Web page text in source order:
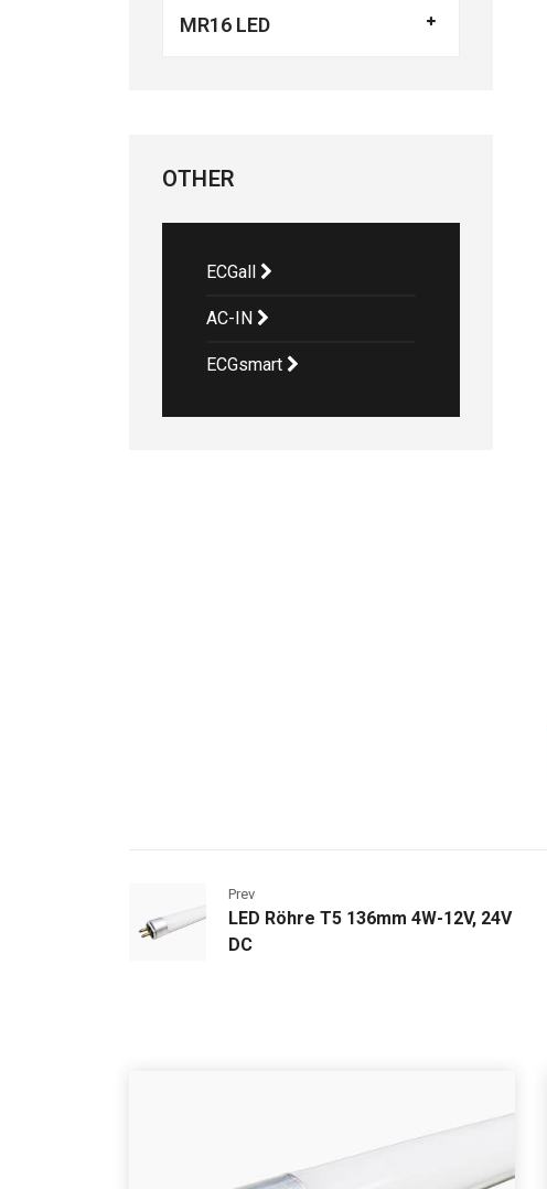
MR16 LED
OTHER
ECGall
AC-IN
ECGsmart
Prev
LED Röhre T5 136mm 4W-12V, 24V
DC